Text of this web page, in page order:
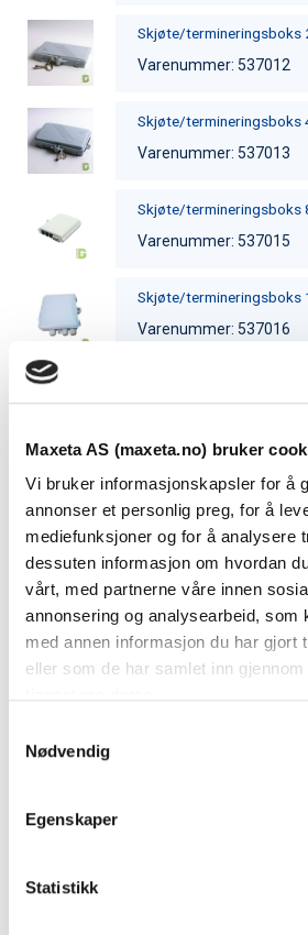
Maxeta AS (maxeta.no) bruker
Vi bruker informasjonskapsler for å
annonser et personlig preg, for å
mediefunksjoner og for å analysere
dessuten informasjon om hvordan
vårt, med partnerne våre innen
annonsering og analysearbeid, som
med annen informasjon du har gjort
eller som de har samlet inn
Nødvendig
Egenskaper
Statistikk
Skjøte/termineringsboks
Varenummer: 537012
Skjøte/termineringsboks
Varenummer: 537013
Skjøte/termineringsboks
Varenummer: 537015
Skjøte/termineringsboks
Varenummer: 537016
Skjøte/termineringsboks
Skjøte/termineringsboks
Varenummer: 537018
Skjøte/termineringsboks
Varenummer: 537019
Skjøte/termineringsboks
Varenummer: 537020